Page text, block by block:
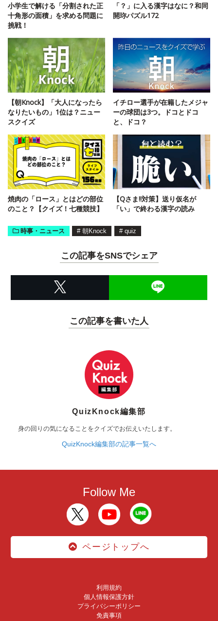
小学生で解ける「分割された正
十角形の面積」を求める問題に
挑戦！
「？」に入る漢字はなに？和同
開珎パズル172
【朝Knock】「大人になったら
なりたいもの」1位は？ニュー
スクイズ
イチロー選手が在籍したメジャ
ーの球団は3つ。ドコとドコ
と、ドコ？
焼肉の「ロース」とはどの部位
のこと？【クイズ！七種競技】
【Qさま!!対策】送り仮名が
「い」で終わる漢字の読み
時事・ニュース # 朝Knock # quiz
この記事をSNSでシェア
この記事を書いた人
QuizKnock編集部
身の回りの気になることをクイズでお伝えいたします。
QuizKnock編集部の記事一覧へ
Follow Me
ページトップへ
利用規約
個人情報保護方針
プライバシーポリシー
免責事項